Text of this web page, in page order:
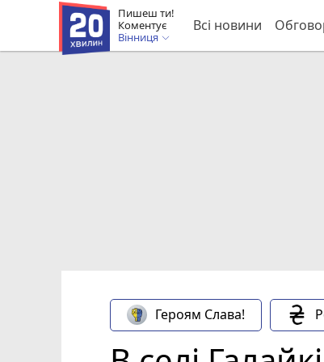
Пишеш ти!
Коментує
Вінниця
Всі новини
Героям Слава!